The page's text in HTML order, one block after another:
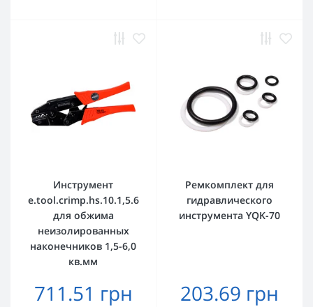
Инструмент
e.tool.crimp.hs.10.1,5.6
для обжима
неизолированных
наконечников 1,5-6,0
кв.мм
711.51 грн
Ремкомплект для
гидравлического
инструмента YQK-70
203.69 грн